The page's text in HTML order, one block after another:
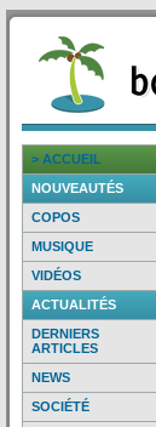
> ACCUEIL
NOUVEAUTÉS
COPOS
MUSIQUE
VIDÉOS
ACTUALITÉS
DERNIERS
ARTICLES
NEWS
SOCIÉTÉ